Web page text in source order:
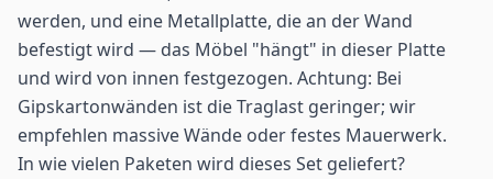
werden, und eine Metallplatte, die an der Wand
befestigt wird — das Möbel "hängt" in dieser Platte
und wird von innen festgezogen. Achtung: Bei
Gipskartonwänden ist die Traglast geringer; wir
empfehlen massive Wände oder festes Mauerwerk.
In wie vielen Paketen wird dieses Set geliefert?